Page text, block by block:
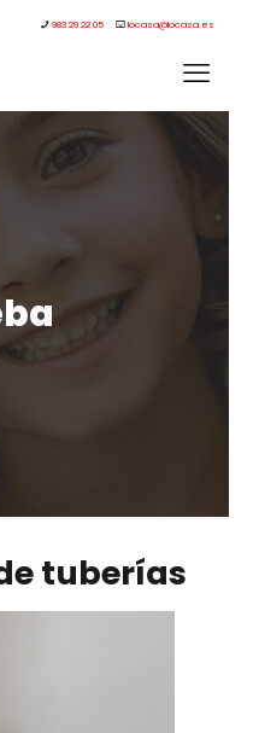
983 29 22 05 locasa@locasa.es
tuberías